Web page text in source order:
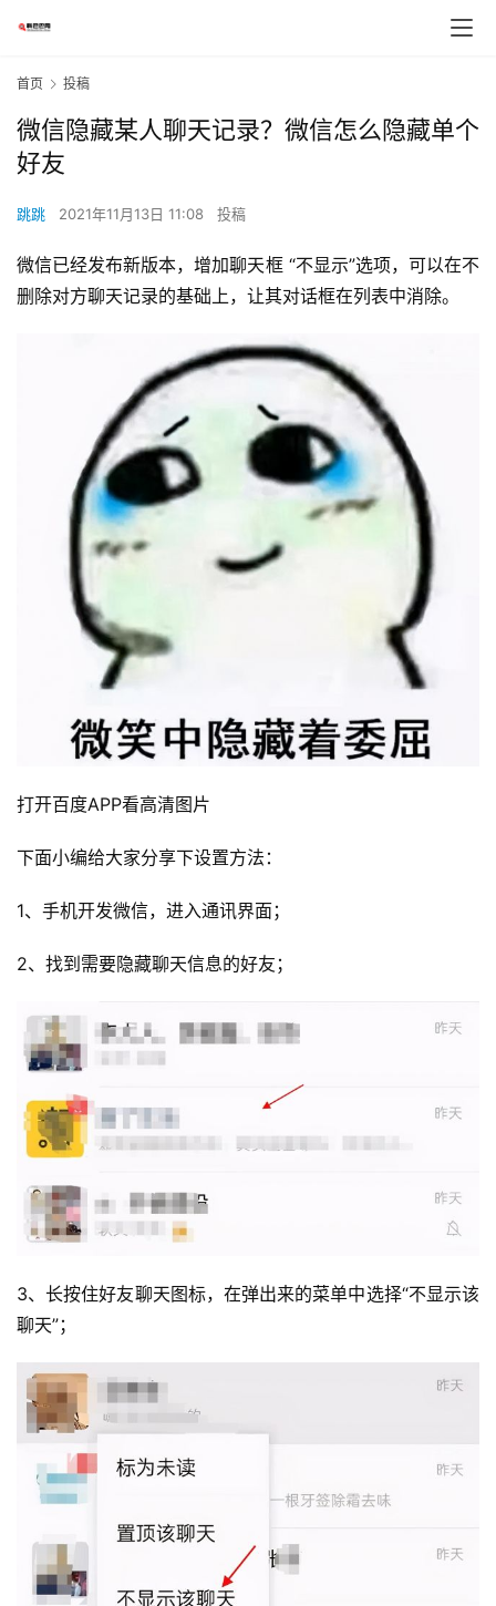
首页 投稿
微信隐藏某人聊天记录？微信怎么隐藏单个
好友
跳跳 2021年11月13日 11:08 投稿
微信已经发布新版本，增加聊天框 “不显示”选项，可以在不
删除对方聊天记录的基础上，让其对话框在列表中消除。
打开百度APP看高清图片
下面小编给大家分享下设置方法：
1、手机开发微信，进入通讯界面；
2、找到需要隐藏聊天信息的好友；
3、长按住好友聊天图标，在弹出来的菜单中选择“不显示该
聊天”；